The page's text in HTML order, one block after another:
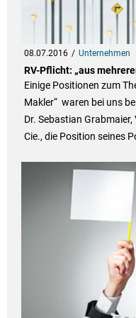
08.07.2016 Unternehmen
RV-Pflicht: „aus
Einige Positionen zum
Makler“ waren bei uns
Dr. Sebastian
Cie., die Position seines